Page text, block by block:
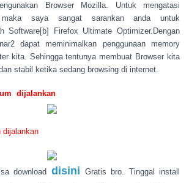
Browser Mozilla. Untuk mengatasi
maka saya sangat sarankan anda untuk
Software[b] Firefox Ultimate Optimizer.Dengan
dapat meminimalkan penggunaan memory
kita. Sehingga tentunya membuat Browser kita
stabil ketika sedang browsing di internet.
dijalankan
dijalankan
download disini
Gratis bro. Tinggal install